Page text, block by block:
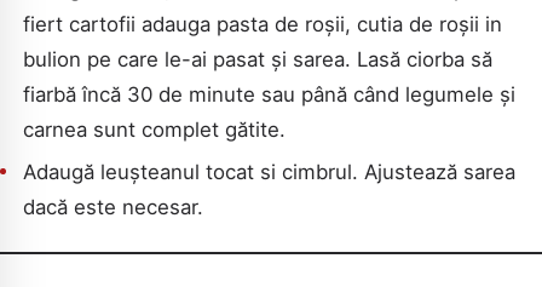
fiert cartofii adauga pasta de roșii, cutia de roșii in
bulion pe care le-ai pasat și sarea. Lasă ciorba să
fiarbă încă 30 de minute sau până când legumele și
carnea sunt complet gătite.
Adaugă leușteanul tocat si cimbrul. Ajustează sarea
dacă este necesar.